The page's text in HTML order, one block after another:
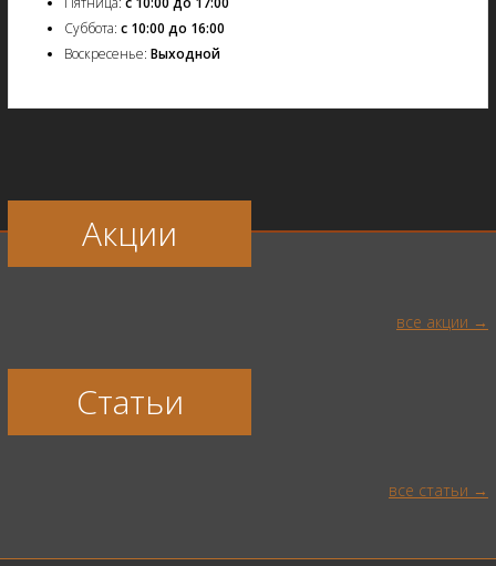
Суббота: с 10:00 до 16:00
Воскресенье: Выходной
Акции
все акции
Статьи
все статьи